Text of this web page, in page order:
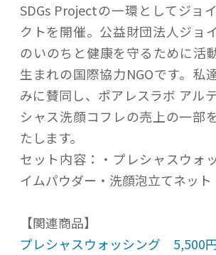
SDGs Projectの一環としてジョ
クトを開催。公益財団法人ジョ
のいのちと健康を守るために活
生まれの国際協力NGOです。私
みに賛同し、ポアレスラボ アル
シャス洗顔コフレの売上の一部
たします。
セット内容：・プレシャスウォ
イムパウダー・洗顔泡立てネット
【関連商品】
プレシャスウォッシング 5,500